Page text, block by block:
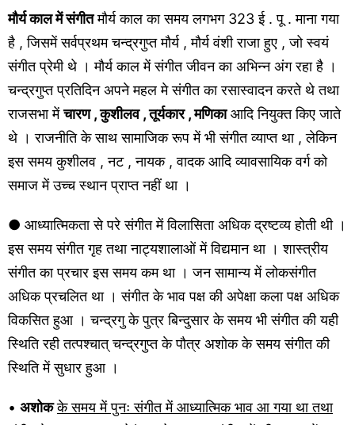
मौर्य काल में संगीतमौर्य काल का समय लगभग 323 ई . पू . माना गया
है , जिसमें सर्वप्रथम चन्द्रगुप्त मौर्य , मौर्य वंशी राजा हुए , जो स्वयं
संगीत प्रेमी थे । मौर्य काल में संगीत जीवन का अभिन्न अंग रहा है ।
चन्द्रगुप्त प्रतिदिन अपने महल मे संगीत का रसास्वादन करते थे तथा
राजसभा मेंचारण , कुशीलव , तूर्यकार , मणिकाआदि नियुक्त किए जाते
थे । राजनीति के साथ सामाजिक रूप में भी संगीत व्याप्त था , लेकिन
इस समय कुशीलव , नट , नायक , वादक आदि व्यावसायिक वर्ग को
समाज में उच्च स्थान प्राप्त नहीं था ।
● आध्यात्मिकता से परे संगीत में विलासिता अधिक द्रष्टव्य होती थी ।
इस समय संगीत गृह तथा नाट्यशालाओं में विद्यमान था । शास्त्रीय
संगीत का प्रचार इस समय कम था । जन सामान्य में लोकसंगीत
अधिक प्रचलित था । संगीत के भाव पक्ष की अपेक्षा कला पक्ष अधिक
विकसित हुआ । चन्द्रगु के पुत्र बिन्दुसार के समय भी संगीत की यही
स्थिति रही तत्पश्चात् चन्द्रगुप्त के पौत्र अशोक के समय संगीत की
स्थिति में सुधार हुआ ।
• अशोक के समय में पुनः संगीत में आध्यात्मिक भाव आ गया था तथा